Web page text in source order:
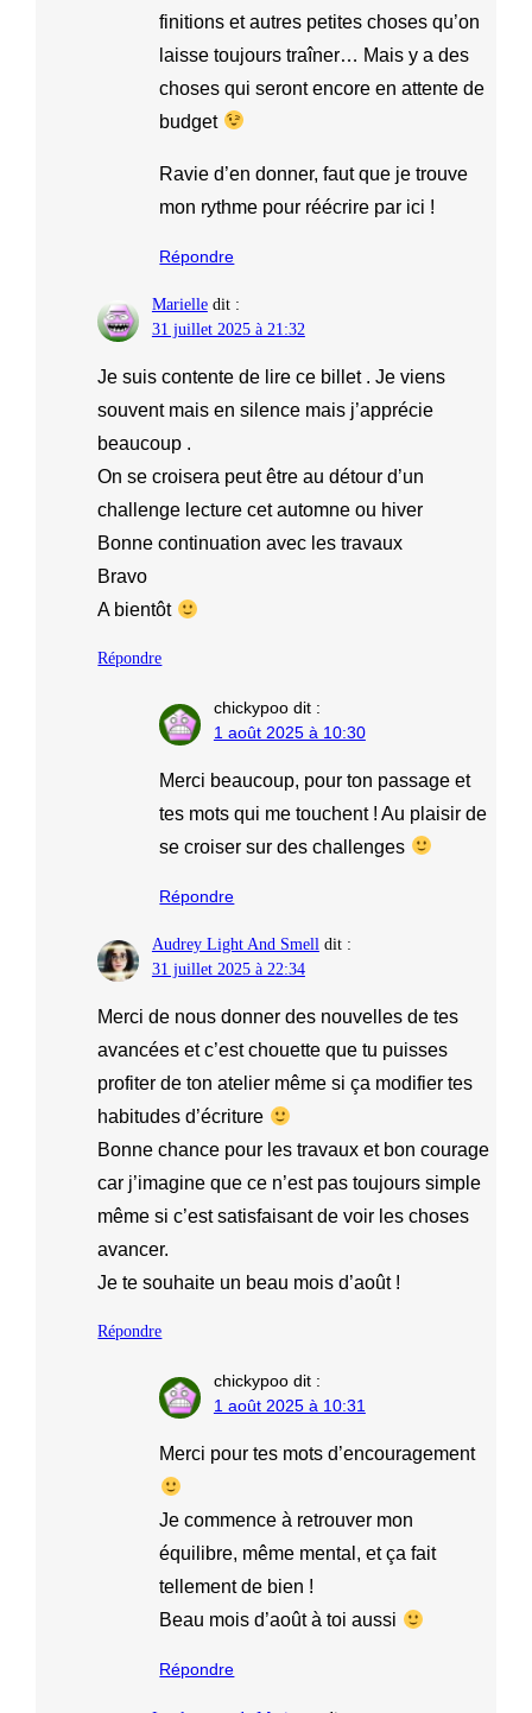
finitions et autres petites choses qu’on
laisse toujours traîner… Mais y a des
choses qui seront encore en attente de
budget
Ravie d’en donner, faut que je trouve
mon rythme pour réécrire par ici !
Répondre
Marielle dit :
31 juillet 2025 à 21:32
Je suis contente de lire ce billet . Je viens
souvent mais en silence mais j’apprécie
beaucoup .
On se croisera peut être au détour d’un
challenge lecture cet automne ou hiver
Bonne continuation avec les travaux
Bravo
A bientôt
Répondre
chickypoo dit :
1 août 2025 à 10:30
Merci beaucoup, pour ton passage et
tes mots qui me touchent ! Au plaisir de
se croiser sur des challenges
Répondre
Audrey Light And Smell dit :
31 juillet 2025 à 22:34
Merci de nous donner des nouvelles de tes
avancées et c’est chouette que tu puisses
profiter de ton atelier même si ça modifier tes
habitudes d’écriture
Bonne chance pour les travaux et bon courage
car j’imagine que ce n’est pas toujours simple
même si c’est satisfaisant de voir les choses
avancer.
Je te souhaite un beau mois d’août !
Répondre
chickypoo dit :
1 août 2025 à 10:31
Merci pour tes mots d’encouragement
Je commence à retrouver mon
équilibre, même mental, et ça fait
tellement de bien !
Beau mois d’août à toi aussi
Répondre